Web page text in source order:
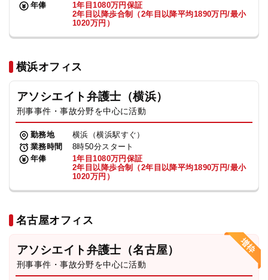
年俸
1年目1080万円保証
2年目以降歩合制（2年目以降平均1890万円/最小
1020万円）
横浜オフィス
アソシエイト弁護士（横浜）
刑事事件・事故分野を中心に活動
勤務地
横浜（横浜駅すぐ）
業務時間
8時50分スタート
年俸
1年目1080万円保証
2年目以降歩合制（2年目以降平均1890万円/最小
1020万円）
名古屋オフィス
アソシエイト弁護士（名古屋）
刑事事件・事故分野を中心に活動